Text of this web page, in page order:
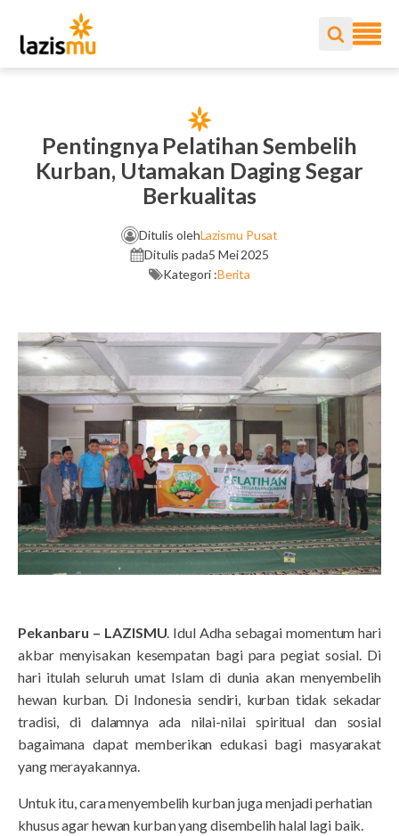
Pentingnya Pelatihan Sembelih
Kurban, Utamakan Daging Segar
Berkualitas
Ditulis olehLazismu Pusat
Ditulis pada5 Mei 2025
Kategori :Berita
Pekanbaru – LAZISMU. Idul Adha sebagai momentum hari
akbar menyisakan kesempatan bagi para pegiat sosial. Di
hari itulah seluruh umat Islam di dunia akan menyembelih
hewan kurban. Di Indonesia sendiri, kurban tidak sekadar
tradisi, di dalamnya ada nilai-nilai spiritual dan sosial
bagaimana dapat memberikan edukasi bagi masyarakat
yang merayakannya.
Untuk itu, cara menyembelih kurban juga menjadi perhatian
khusus agar hewan kurban yang disembelih halal lagi baik.